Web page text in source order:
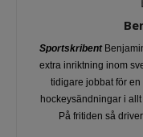
Sportskribent
extra inriktning inom
tidigare jobbat för
hockeysändningar i
På fritiden så